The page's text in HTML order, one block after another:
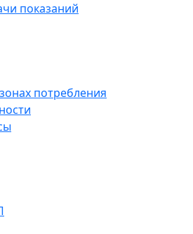
показаний
потребления